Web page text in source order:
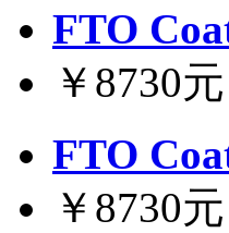
FTO
￥8730元
FTO
￥8730元